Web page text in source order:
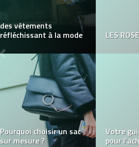
Quelle est l’importance
du bois dans le monde
des accessoires de
mode ? maison
Bijoux Fantaisie, Le
Meilleur Choix
Les
bracelet